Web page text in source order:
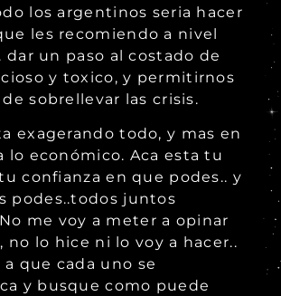
los argentinos seria hacer
les recomiendo a nivel
dar un paso al costado de
y toxico, y permitirnos
sobrellevar las crisis.
exagerando todo, y mas en
lo económico. Aca esta tu
confianza en que podes.. y
podes..todos juntos
me voy a meter a opinar
no lo hice ni lo voy a hacer..
que cada uno se
y busque como puede